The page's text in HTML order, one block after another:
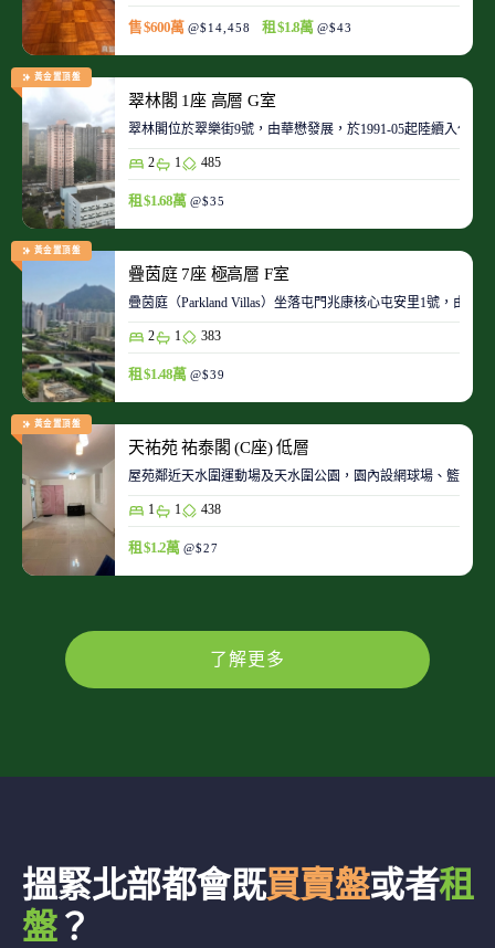
售 $600萬 @$14,458 租 $1.8萬 @$43
黃金置頂盤
翠林閣 1座 高層 G室
翠林閣位於翠樂街9號，由華懋發展，於1991-05起陸續入伙
2 1 485
租 $1.68萬 @$35
黃金置頂盤
疊茵庭 7座 極高層 F室
疊茵庭（Parkland Villas）坐落屯門兆康核心屯安里1號，由
2 1 383
租 $1.48萬 @$39
黃金置頂盤
天祐苑 祐泰閣 (C座) 低層
屋苑鄰近天水圍運動場及天水圍公園，園內設網球場、籃球
1 1 438
租 $1.2萬 @$27
了解更多
搵緊北部都會既買賣盤或者租
盤？